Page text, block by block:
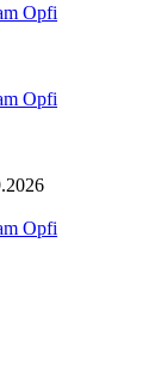
Opfi
Opfi
Opfi